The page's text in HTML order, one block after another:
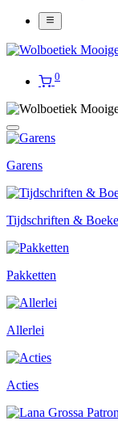
0
Garens
Tijdschriften &
Pakketten
Allerlei
Acties